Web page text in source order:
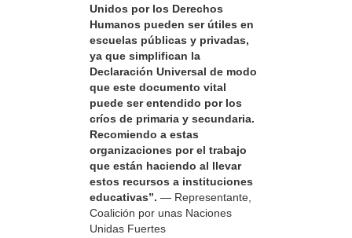
Unidos por los Derechos
Humanos pueden ser útiles en
escuelas públicas y privadas,
ya que simplifican la
Declaración Universal de modo
que este documento vital
puede ser entendido por los
críos de primaria y secundaria.
Recomiendo a estas
organizaciones por el trabajo
que están haciendo al llevar
estos recursos a instituciones
educativas”. — Representante,
Coalición por unas Naciones
Unidas Fuertes